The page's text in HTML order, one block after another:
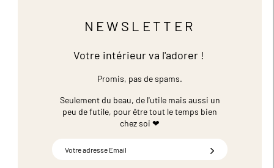
NEWSLETTER
Votre intérieur va l'adorer !
Promis, pas de spams.
Seulement du beau, de l'utile mais aussi un
peu de futile, pour être tout le temps bien
chez soi ❤